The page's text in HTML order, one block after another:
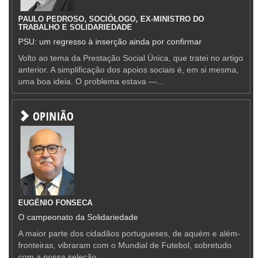
PAULO PEDROSO, SOCIÓLOGO, EX-MINISTRO DO
TRABALHO E SOLIDARIEDADE
PSU: um regresso à inserção ainda por confirmar
Volto ao tema da Prestação Social Única, que tratei no artigo
anterior. A simplificação dos apoios sociais é, em si mesma,
uma boa ideia. O problema estava —...
OPINIÃO
EUGÉNIO FONSECA
O campeonato da Solidariedade
A maior parte dos cidadãos portugueses, de aquém e além-
fronteiras, vibraram com o Mundial de Futebol, sobretudo